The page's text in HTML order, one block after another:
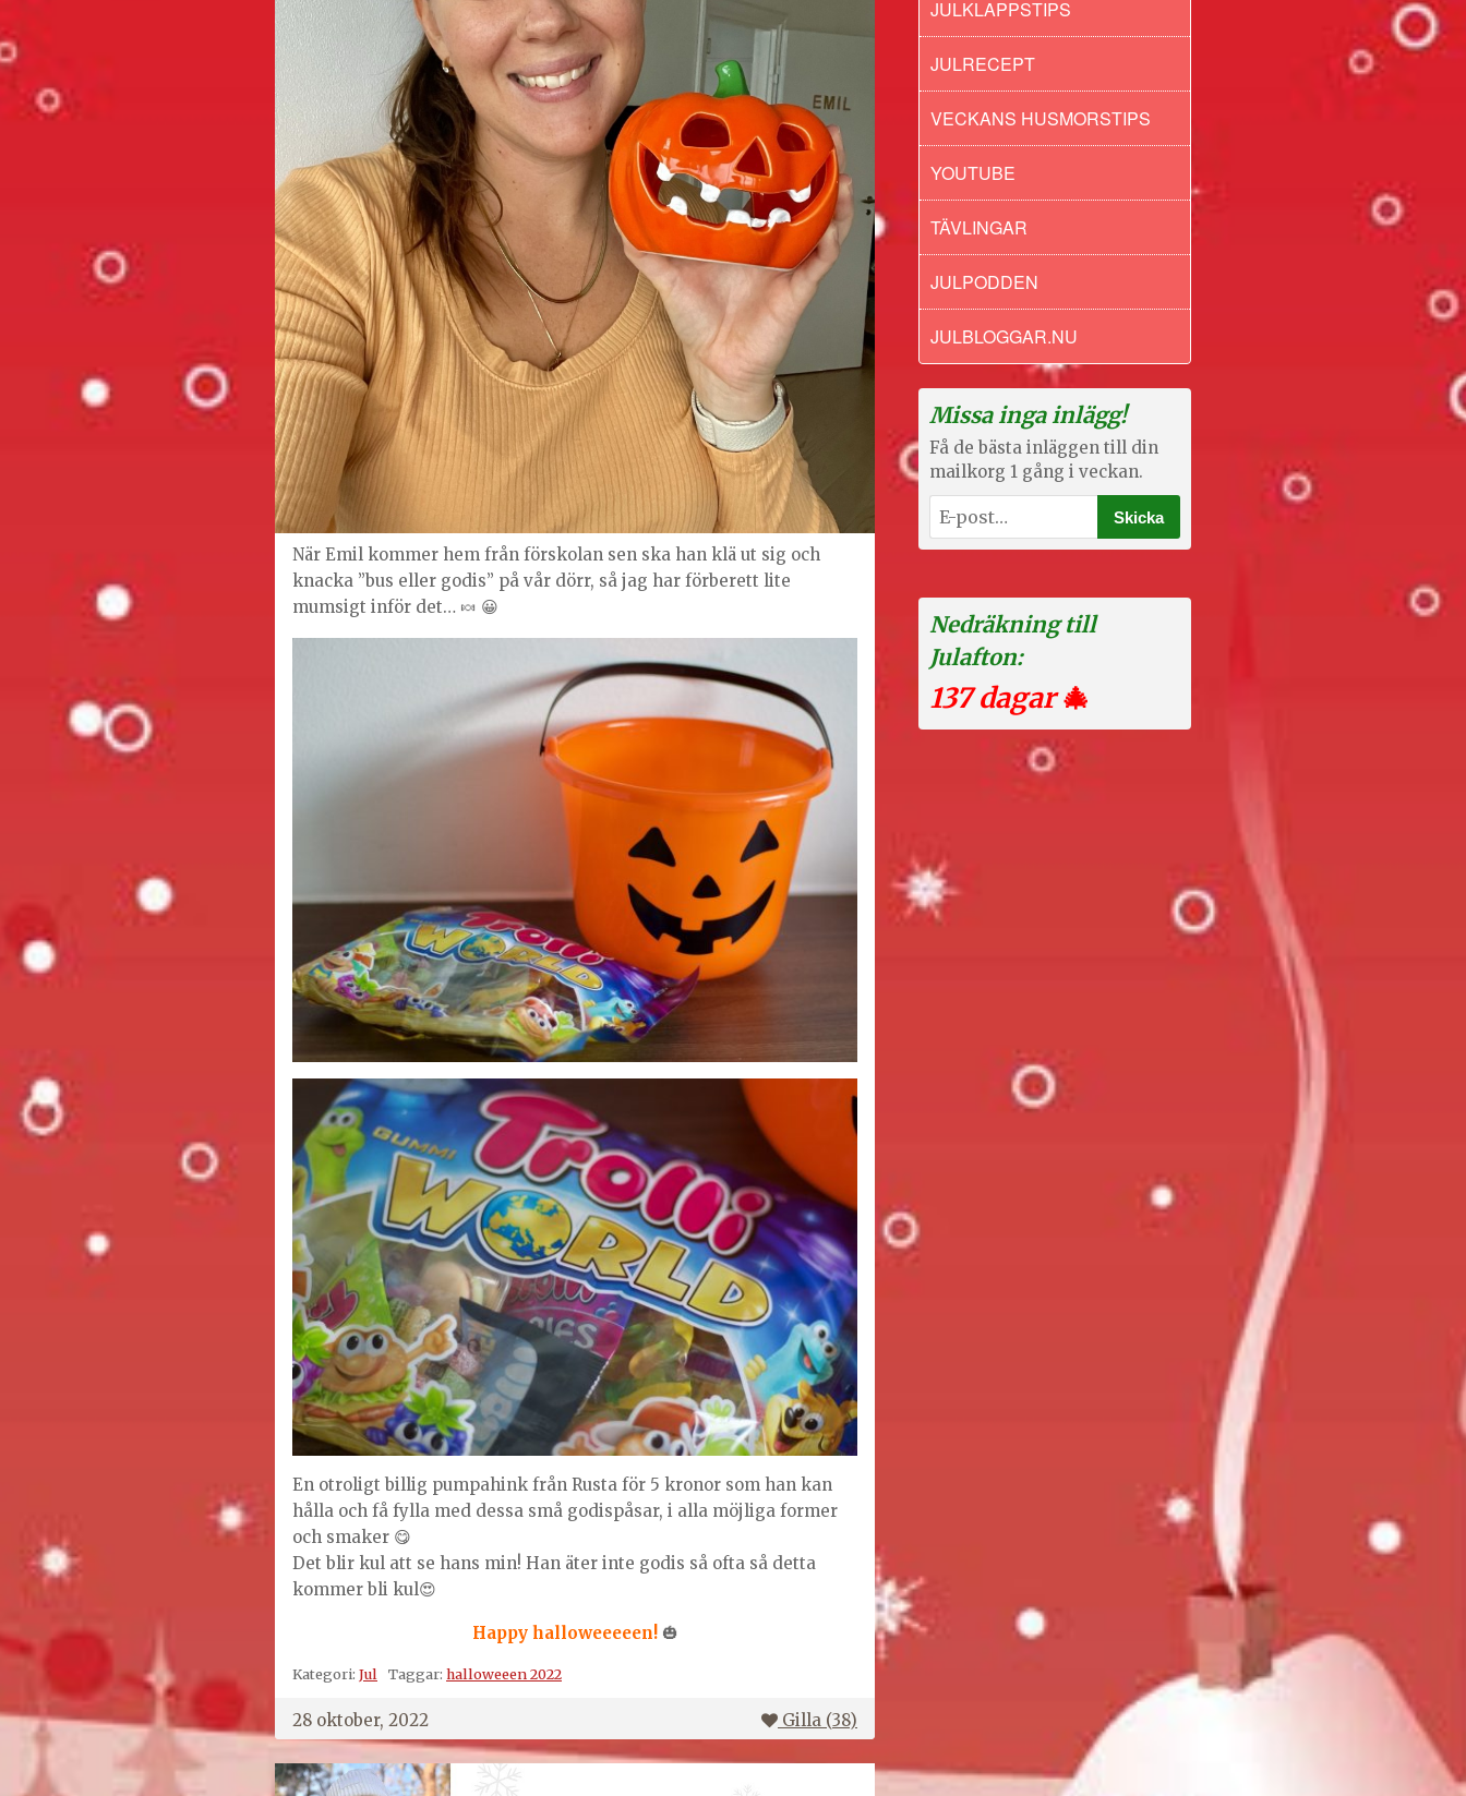
När Emil kommer hem från förskolan sen ska han klä ut sig och
knacka ”bus eller godis” på vår dörr, så jag har förberett lite
mumsigt inför det… 🍬 😀
En otroligt billig pumpahink från Rusta för 5 kronor som han kan
hålla och få fylla med dessa små godispåsar, i alla möjliga former
och smaker 😋
Det blir kul att se hans min! Han äter inte godis så ofta så detta
kommer bli kul😍
Happy halloweeeeen! 🎃
Kategori: Jul Taggar: halloweeen 2022
28 oktober, 2022 Gilla (38)
JULKLAPPSTIPS
JULRECEPT
VECKANS HUSMORSTIPS
YOUTUBE
TÄVLINGAR
JULPODDEN
JULBLOGGAR.NU
Missa inga inlägg!
Få de bästa inläggen till din
mailkorg 1 gång i veckan.
Nedräkning till
Julafton:
137 dagar🎄